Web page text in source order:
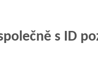
s ID